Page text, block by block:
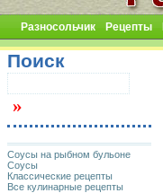
Разносольчик Рецепты
Поиск
Соусы на рыбном бульоне
Соусы
Классические рецепты
Все кулинарные рецепты